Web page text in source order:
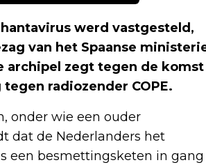
hantavirus werd vastgesteld,
van het Spaanse
archipel zegt tegen de komst
radiozender COPE.
onder wie een ouder
dat de Nederlanders het
een besmettingsketen in gang